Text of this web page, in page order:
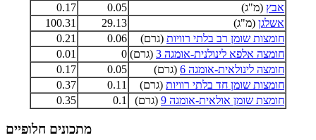
אבץ (מ"ג) 0.05
0.17
אשלגן (מ"ג) 29.13
100.31
חומצות שומן רב בלתי רוויות (גרם) 0.06
0.21
חומצה אלפא לינולנית-אומגה 3
(גרם) 0
0.01
חומצה לינולאית-אומגה 6
(גרם) 0.05
0.17
חומצות שומן חד בלתי רוויות (גרם) 0.11
0.37
חומצת שומן אולאית-אומגה 9
(גרם) 0.1
0.35
מתכונים חלופיים